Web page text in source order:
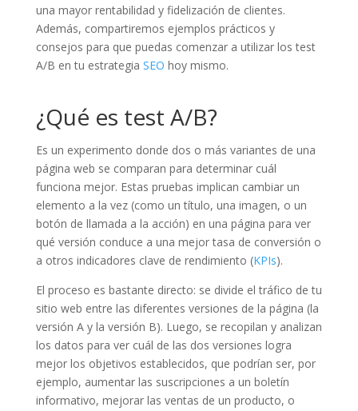
una mayor rentabilidad y fidelización de clientes.
Además, compartiremos ejemplos prácticos y
consejos para que puedas comenzar a utilizar los test
A/B en tu estrategia SEO hoy mismo.
¿Qué es test A/B?
Es un experimento donde dos o más variantes de una
página web se comparan para determinar cuál
funciona mejor. Estas pruebas implican cambiar un
elemento a la vez (como un título, una imagen, o un
botón de llamada a la acción) en una página para ver
qué versión conduce a una mejor tasa de conversión o
a otros indicadores clave de rendimiento (KPIs).
El proceso es bastante directo: se divide el tráfico de tu
sitio web entre las diferentes versiones de la página (la
versión A y la versión B). Luego, se recopilan y analizan
los datos para ver cuál de las dos versiones logra
mejor los objetivos establecidos, que podrían ser, por
ejemplo, aumentar las suscripciones a un boletín
informativo, mejorar las ventas de un producto, o